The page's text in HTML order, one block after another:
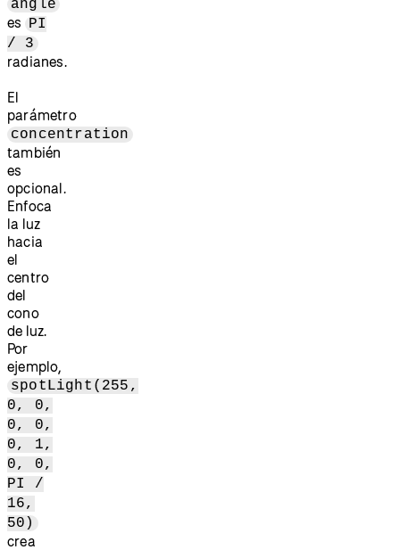
angle
es PI
/ 3
radianes.
El
parámetro
concentration
también
es
opcional.
Enfoca
la luz
hacia
el
centro
del
cono
de luz.
Por
ejemplo,
spotLight(255,
0, 0,
0, 0,
0, 1,
0, 0,
PI /
16,
50)
crea